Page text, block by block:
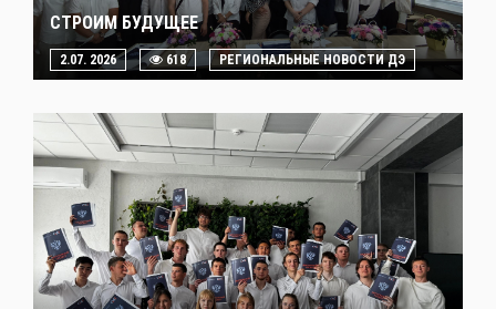
СТРОИМ БУДУЩЕЕ
2.07. 2026 618 РЕГИОНАЛЬНЫЕ НОВОСТИ ДЭ